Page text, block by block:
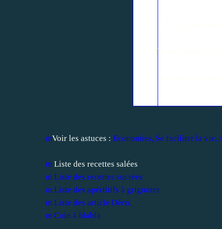
mVoir les astuces : Economies, Se faciliter la vie,
m Liste des recettes salées
m Liste des recettes sucrées
m Liste des apértitifs à grignoter
m Liste des article Déco.
m Coin à blabla